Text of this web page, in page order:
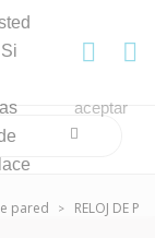
aceptar
pared RELOJ DE